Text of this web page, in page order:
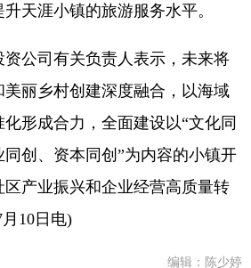
天涯小镇的旅游服务水平。
公司有关负责人表示，未来将
丽乡村创建深度融合，以海域
形成合力，全面建设以“文化同
创、资本同创”为内容的小镇开
产业振兴和企业经营高质量转
10日电)
编辑：陈少婷